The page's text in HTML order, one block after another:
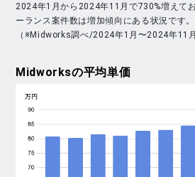
2024年1月から2024年11月で730%増えて
ーランス案件数は増加傾向にある状況です。
（※Midworks調べ/2024年1月〜2024年11
Midworksの平均単価